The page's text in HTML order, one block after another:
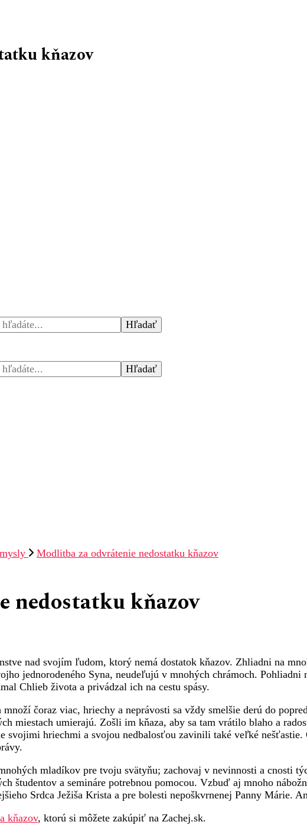
kňazov
Modlitba za odvrátenie nedostatku kňazov
nedostatku kňazov
nad svojím ľudom, ktorý nemá dostatok kňazov. Zhliadni na
jednorodeného Syna, neudeľujú v mnohých chrámoch.
Chlieb života a privádzal ich na cestu spásy.
čoraz viac, hriechy a neprávosti sa vždy smelšie derú do
miestach umierajú. Zošli im kňaza, aby sa tam vrátilo blaho a
svojimi hriechmi a svojou nedbalosťou zavinili také veľké
mladíkov pre tvoju svätyňu; zachovaj v nevinnosti a cnosti
študentov a semináre potrebnou pomocou. Vzbuď aj mnoho
Srdca Ježiša Krista a pre bolesti nepoškvrnenej Panny Márie.
kňazov, ktorú si môžete zakúpiť na Zachej.sk.